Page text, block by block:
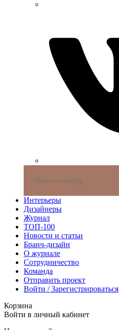
Интерьеры
Дизайнеры
Журнал
ТОП-100
Новости и статьи
Бранч-дизайн
О журнале
Сотрудничество
Команда
Отправить проект
Войти / Зарегистрироваться
Корзина
Войти в личный кабинет